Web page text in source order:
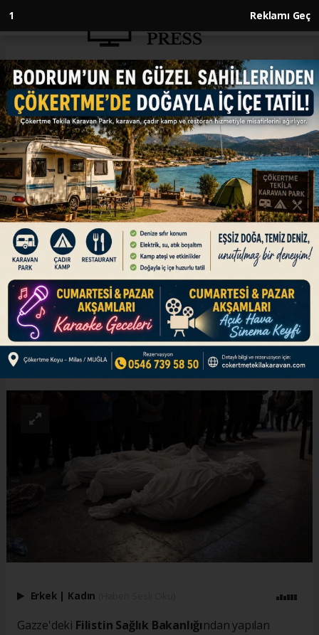
Anasayfa İSRAİL-FİLİSTİN
Gazze'de 10 günde enkaz
altından 422 kişinin naaşı
çıkarıldı
İSRAİL-FİLİSTİN
29.01.2025 - 19:51, Güncelleme: 29.01.2025 - 19:51
İsrail'in 15 ayı aşkın süren saldırılarının ardından
ateşkese varılan Gazze Şeridi'nde, yerel
yetkililerin ve halkın basit imkanlarla yürüttüğü
enkaz kaldırma işlemleri sonucu son 10 günde
422 Filistinlinin naaşı çıkartıldı.
ABONE OL
Erkek | Kadın
Gazze'deki Filistin Sağlık Bakanlığından yapılan